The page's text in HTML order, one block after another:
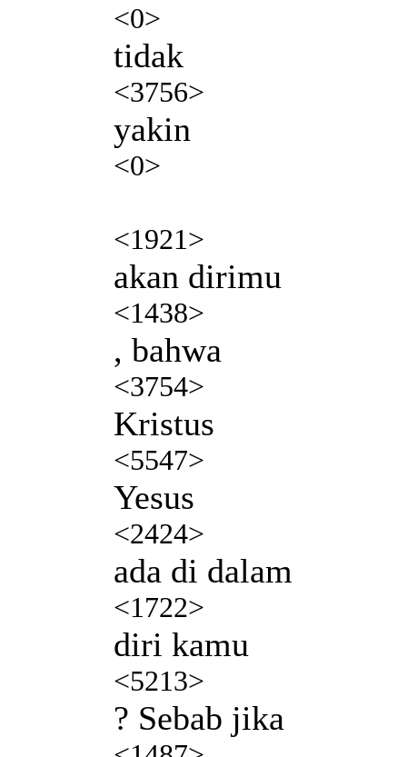
<0>
tidak
<3756>
yakin
<0>
<1921>
akan dirimu
<1438>
, bahwa
<3754>
Kristus
<5547>
Yesus
<2424>
ada di dalam
<1722>
diri kamu
<5213>
? Sebab jika